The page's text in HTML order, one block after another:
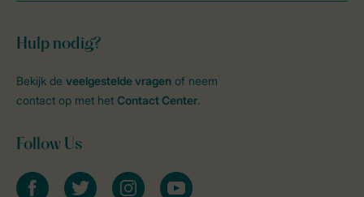
Hulp nodig?
Bekijk de veelgestelde vragen of neem
contact op met het Contact Center.
Follow Us
facebooktwitter instagramyoutube